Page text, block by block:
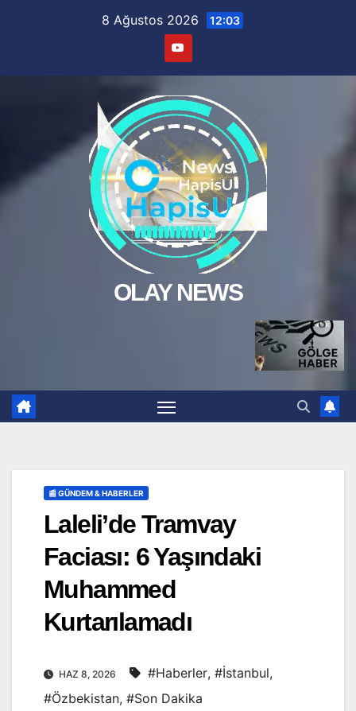
8 Ağustos 2026 12:03
OLAY NEWS
📰 GÜNDEM & HABERLER
Laleli’de Tramvay
Faciası: 6 Yaşındaki
Muhammed
Kurtarılamadı
HAZ 8, 2026 #Haberler, #İstanbul,
#Özbekistan, #Son Dakika